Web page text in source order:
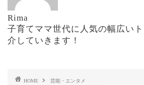
Rima
子育てママ世代に人気の幅広い
介していきます！
HOME
芸能・エンタメ